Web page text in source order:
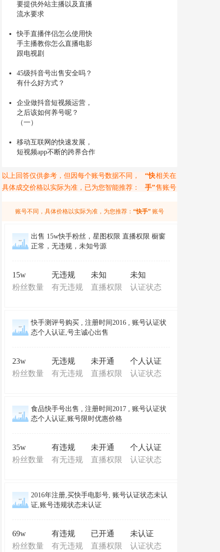
要提供外站主播以及直播
流水要求
快手直播伴侣怎么使用快
手主播教你怎么直播电影
跟电视剧
45级抖音号出售安全吗？
有什么好方式？
企业做抖音短视频运营，
之后该如何养号呢？
（一）
移动互联网的快速发展，
短视频app不断的跨界合作
以上回答仅供参考，但因每个账号数据不同，
具体成交价格以实际为准，已为您智能推荐：
“快
手”
相关在
售账号
账号不同，具体价格以实际为准，为您推荐： “快手” 账号
出售 15w快手粉丝，星图权限 直播权限 橱窗
正常，无违规，未知号源
15w 无违规 未知
未知
粉丝数量
有无违规 直播权限 认证状态
快手测评号购买 , 注册时间2016 , 账号认证状
态个人认证,号主诚心出售
23w 无违规 未开通
个人认证
粉丝数量
有无违规 直播权限 认证状态
食品快手号出售 , 注册时间2017 , 账号认证状
态个人认证,账号限时优惠价格
35w 有违规 未开通
个人认证
粉丝数量
有无违规 直播权限 认证状态
2016年注册,买快手电影号, 账号认证状态未认
证,账号违规状态未认证
69w 有违规 已开通
未认证
粉丝数量
有无违规 直播权限 认证状态